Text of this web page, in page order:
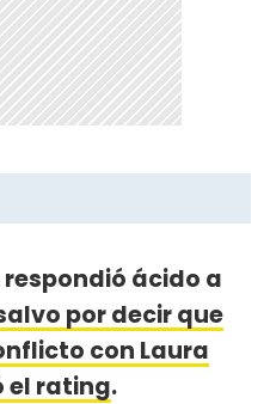
respondió ácido a
por decir que
con Laura
el rating.